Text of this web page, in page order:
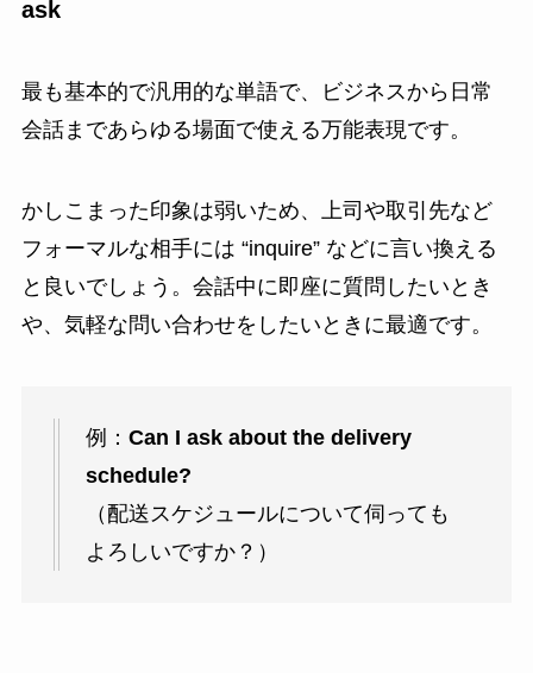
ask
最も基本的で汎用的な単語で、ビジネスから日常
会話まであらゆる場面で使える万能表現です。
かしこまった印象は弱いため、上司や取引先など
フォーマルな相手には “inquire” などに言い換える
と良いでしょう。会話中に即座に質問したいとき
や、気軽な問い合わせをしたいときに最適です。
例： Can I ask about the delivery
schedule?
（配送スケジュールについて伺っても
よろしいですか？）